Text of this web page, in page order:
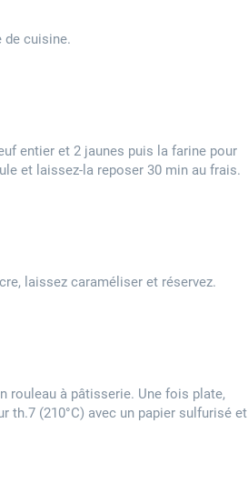
de cuisine.
entier et 2 jaunes puis la farine pour
et laissez-la reposer 30 min au frais.
laissez caraméliser et réservez.
rouleau à pâtisserie. Une fois plate,
th.7 (210°C) avec un papier sulfurisé et